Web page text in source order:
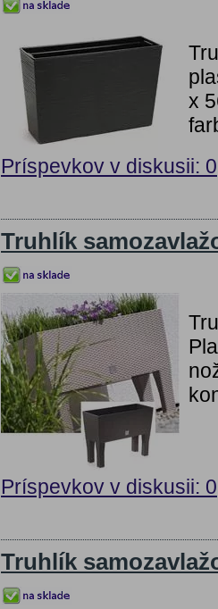
x
Príspevkov v diskusii: 0
Truhlík
Príspevkov v diskusii: 0
Truhlík